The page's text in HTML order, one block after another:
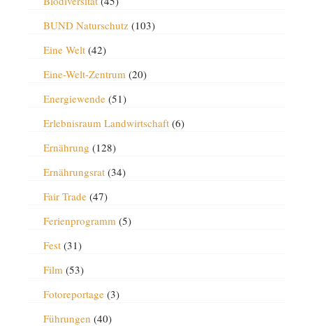
BUND Naturschutz(103)
Eine Welt(42)
Eine-Welt-Zentrum(20)
Energiewende(51)
Erlebnisraum Landwirtschaft(6)
Ernährung (128)
Ernährungsrat(34)
Fair Trade(47)
Ferienprogramm(5)
Fest(31)
Film(53)
Fotoreportage(3)
Führungen (40)